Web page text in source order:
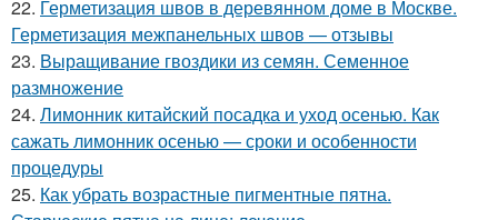
22. Герметизация швов в деревянном доме в Москве.
Герметизация межпанельных швов — отзывы
23. Выращивание гвоздики из семян. Семенное
размножение
24. Лимонник китайский посадка и уход осенью. Как
сажать лимонник осенью — сроки и особенности
процедуры
25. Как убрать возрастные пигментные пятна.